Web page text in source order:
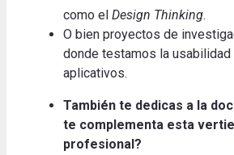
como el Design Thinking.
O bien proyectos de
donde testamos la
aplicativos.
También te dedicas a la
te complementa esta
profesional?